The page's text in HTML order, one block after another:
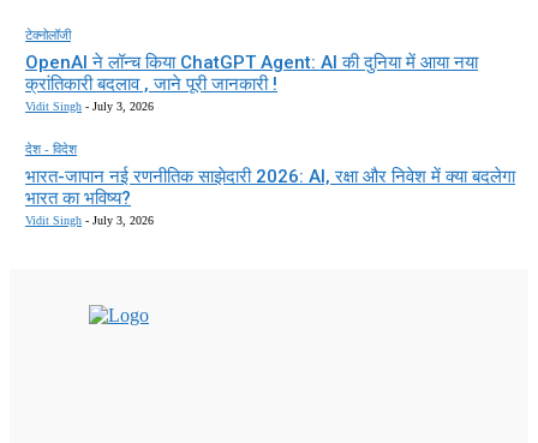
टेक्नोलॉजी
OpenAI ने लॉन्च किया ChatGPT Agent: AI की दुनिया में आया नया
क्रांतिकारी बदलाव , जाने पूरी जानकारी !
Vidit Singh - July 3, 2026
देश - विदेश
भारत-जापान नई रणनीतिक साझेदारी 2026: AI, रक्षा और निवेश में क्या बदलेगा
भारत का भविष्य?
Vidit Singh - July 3, 2026